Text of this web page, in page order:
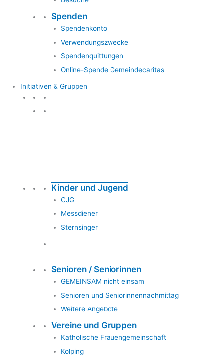
Spenden
Spendenkonto
Verwendungszwecke
Spendenquittungen
Online-Spende Gemeindecaritas
Initiativen & Gruppen
Kinder und Jugend
CJG
Messdiener
Sternsinger
Senioren / Seniorinnen
GEMEINSAM nicht einsam
Senioren und Seniorinnennachmittag
Weitere Angebote
Vereine und Gruppen
Katholische Frauengemeinschaft
Kolping